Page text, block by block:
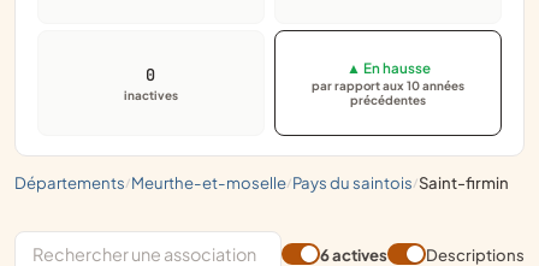
départements/ meurthe-et-moselle/ pays du saintois/ saint-firmin
0
inactives
▲ En hausse
par rapport aux 10 années
précédentes
6 actives
Descriptions